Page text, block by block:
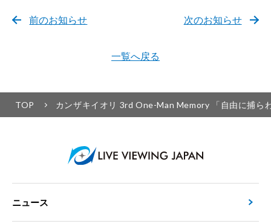
前のお知らせ
一覧へ戻る
次のお知らせ
TOP カンザキイオリ 3rd One-Man Memory 「自由に捕
ニュース